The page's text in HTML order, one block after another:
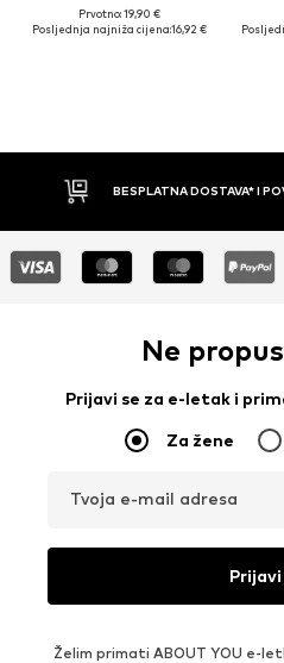
Prvotno: 19,90 €
Posljednja najniža cijena:16,92 €
BESPLATNA DOSTAVA* I POVRAT
Ne
Prijavi se za e-letak i
Za žene
Tvoja e-mail adresa
Prijavi
Želim primati ABOUT YOU e-